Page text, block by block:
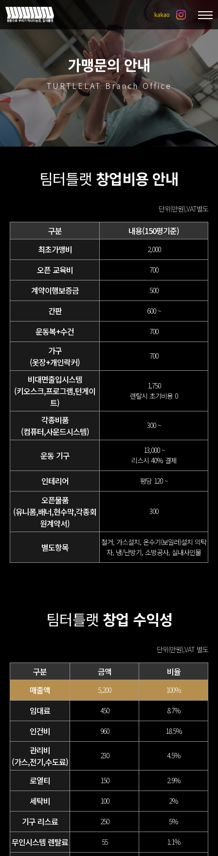
가맹문의 안내
TURTLELAT Branch Office
팀터틀랫 창업비용 안내
단위(만원),VAT별도
구분
내용(150평기준)
최초가맹비
2,000
오픈 교육비 700
계약이행보증금 500
간판 600 ~
운동복+수건 700
가구
(옷장+개인락커)
700
비대면출입시스템
(키오스크,프로그램,턴게이
트)
1,750
렌탈시 초기비용 0
각종비품
(컴퓨터,사운드시스템)
300 ~
운동 기구
13,000 ~
리스시 40% 결제
인테리어 평당 120 ~
오픈물품
(유니폼,배너,현수막,각종회
원계약서)
300
별도항목 철거, 가스설치, 온수기(보일러)설치 의탁
자, 냉/난방기, 소방공사, 실내사인물
팀터틀랫 창업 수익성
단위(만원),VAT 별도
구분 금액
비율
매출액
5,200 100%
임대료 450 8.7%
인건비 960 18.5%
관리비
(가스,전기,수도료)
230 4.5%
로열티 150 2.9%
세탁비 100 2%
기구 리스료 250 5%
무인시스템 렌탈료 55 1.1%